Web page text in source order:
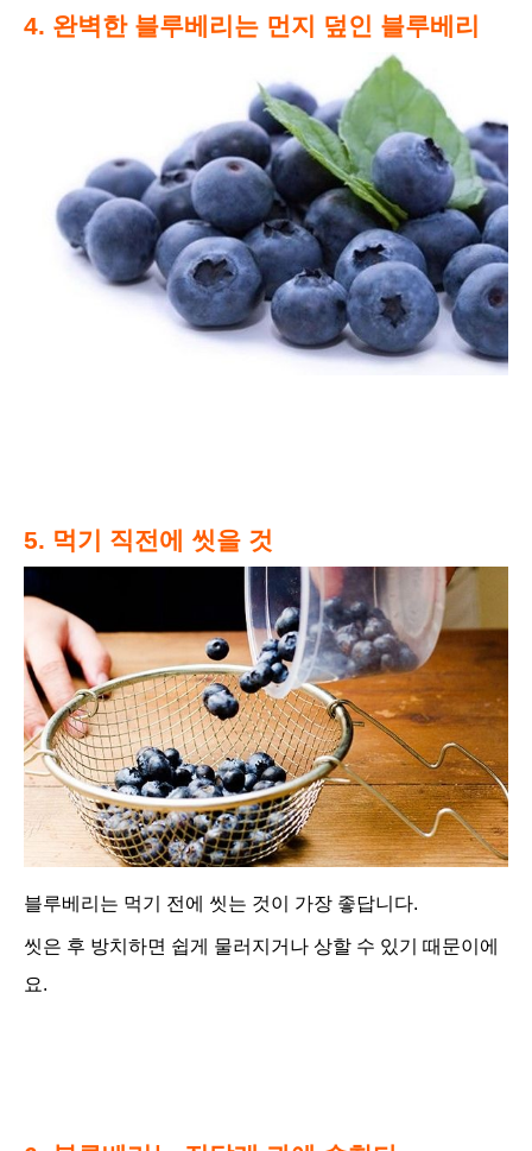
4. 완벽한 블루베리는 먼지 덮인 블루베리
5. 먹기 직전에 씻을 것
블루베리는 먹기 전에 씻는 것이 가장 좋답니다.
씻은 후 방치하면 쉽게 물러지거나 상할 수 있기 때문이에
요.